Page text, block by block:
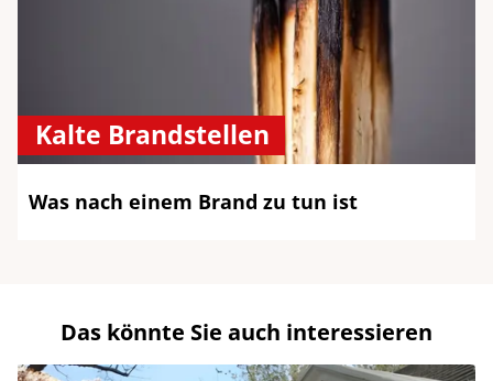
Kalte Brandstellen
Was nach einem Brand zu tun ist
Das könnte Sie auch interessieren